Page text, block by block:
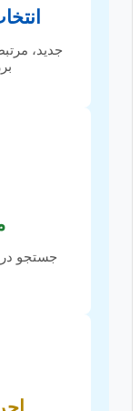
جدید،
جستجو در